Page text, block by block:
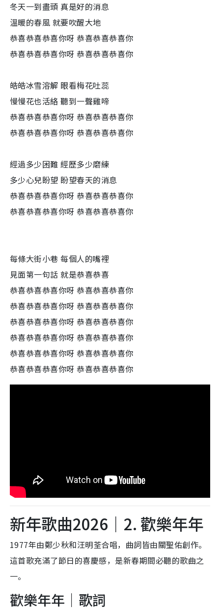
冬天一到盡頭 真是好的消息
溫暖的春風 就要吹醒大地
恭喜恭喜恭喜你呀 恭喜恭喜恭喜你
恭喜恭喜恭喜你呀 恭喜恭喜恭喜你
皓皓冰雪溶解 眼看梅花吐蕊
慢慢花也活絡 聽到一聲雞啼
恭喜恭喜恭喜你呀 恭喜恭喜恭喜你
恭喜恭喜恭喜你呀 恭喜恭喜恭喜你
經過多少困難 經歷多少磨練
多少心兒盼望 盼望春天的消息
恭喜恭喜恭喜你呀 恭喜恭喜恭喜你
恭喜恭喜恭喜你呀 恭喜恭喜恭喜你
每條大街小巷 每個人的嘴裡
見面第一句話 就是恭喜恭喜
恭喜恭喜恭喜你呀 恭喜恭喜恭喜你
恭喜恭喜恭喜你呀 恭喜恭喜恭喜你
恭喜恭喜恭喜你呀 恭喜恭喜恭喜你
恭喜恭喜恭喜你呀 恭喜恭喜恭喜你
恭喜恭喜恭喜你呀 恭喜恭喜恭喜你
恭喜恭喜恭喜你呀 恭喜恭喜恭喜你
新年歌曲2026｜2. 歡樂年年
1977年由鄭少秋和汪明荃合唱，曲詞皆由關聖佑創作。
這首歌充滿了節日的喜慶感，是新春期間必聽的歌曲之
一。
歡樂年年｜歌詞